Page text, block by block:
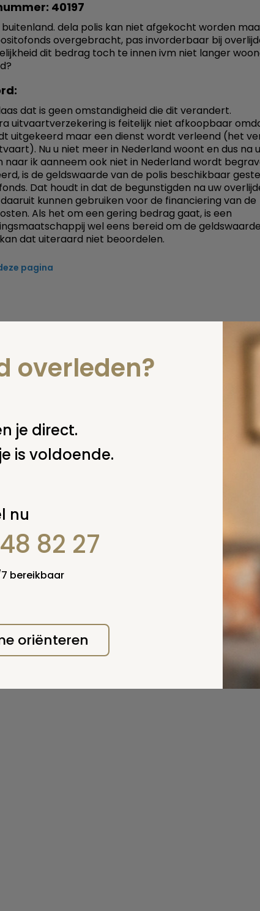
40197
buitenland. dela polis kan niet afgekocht worden
overgebracht, pas invorderbaar bij
dit bedrag toch te innen ivm niet langer
dat is geen omstandigheid die dit verandert.
uitvaartverzekering is feitelijk niet afkoopbaar
uitgekeerd maar een dienst wordt verleend (het
Nu u niet meer in Nederland woont en dus na
naar ik aanneem ook niet in Nederland wordt
is de geldswaarde van de polis beschikbaar
Dat houdt in dat de begunstigden na uw
kunnen gebruiken voor de financiering van de
Als het om een gering bedrag gaat, is een
wel eens bereid om de
dat uiteraard niet beoordelen.
pagina
overleden?
je direct.
is voldoende.
nu
82 27
bereikbaar
oriënteren